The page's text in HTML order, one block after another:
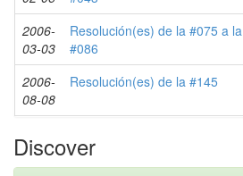
2006-
03-03
Resolución(es) de la #075 a la
#086
2006-
08-08
Resolución(es) de la #145
Discover